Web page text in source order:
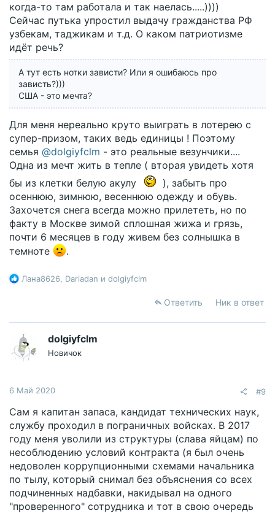
когда-то там работала и так наелась.....))))
Сейчас путька упростил выдачу гражданства РФ
узбекам, таджикам и т.д. О каком патриотизме
идёт речь?
А тут есть нотки зависти? Или я ошибаюсь про
зависть?)))
США - это мечта?
Для меня нереально круто выиграть в лотерею с
супер-призом, таких ведь единицы ! Поэтому
семья @dolgiyfclm - это реальные везунчики....
Одна из мечт жить в тепле ( вторая увидеть хотя
бы из клетки белую акулу
), забыть про
осеннюю, зимнюю, весеннюю одежду и обувь.
Захочется снега всегда можно прилететь, но по
факту в Москве зимой сплошная жижа и грязь,
почти 6 месяцев в году живем без солнышка в
темноте
.
Р
ц
и
и
:
Лана8626 Dariadan и dolgiyfclm
Ответить Ник в ответ
dolgiyfclm
Новичок
6 Май 2020 #9
Сам я капитан запаса, кандидат технических наук,
службу проходил в пограничных войсках. В 2017
году меня уволили из структуры (слава яйцам) по
несоблюдению условий контракта (я был очень
недоволен коррупционными схемами начальника
по тылу, который снимал без объяснения со всех
подчиненных надбавки, накидывал на одного
"проверенного" сотрудника и тот в свою очередь